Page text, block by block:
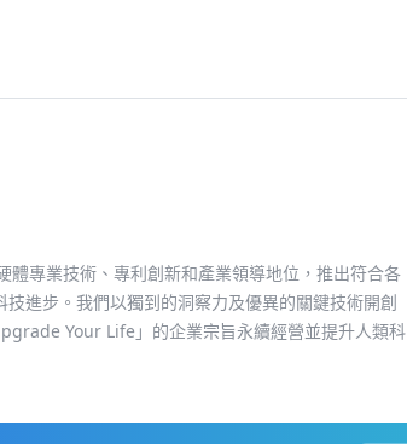
體專業技術、專利創新和產業領導地位，推出符合各
進步。我們以獨到的洞察力及優異的關鍵技術開創
Your Life」的企業宗旨永續經營並提升人類科